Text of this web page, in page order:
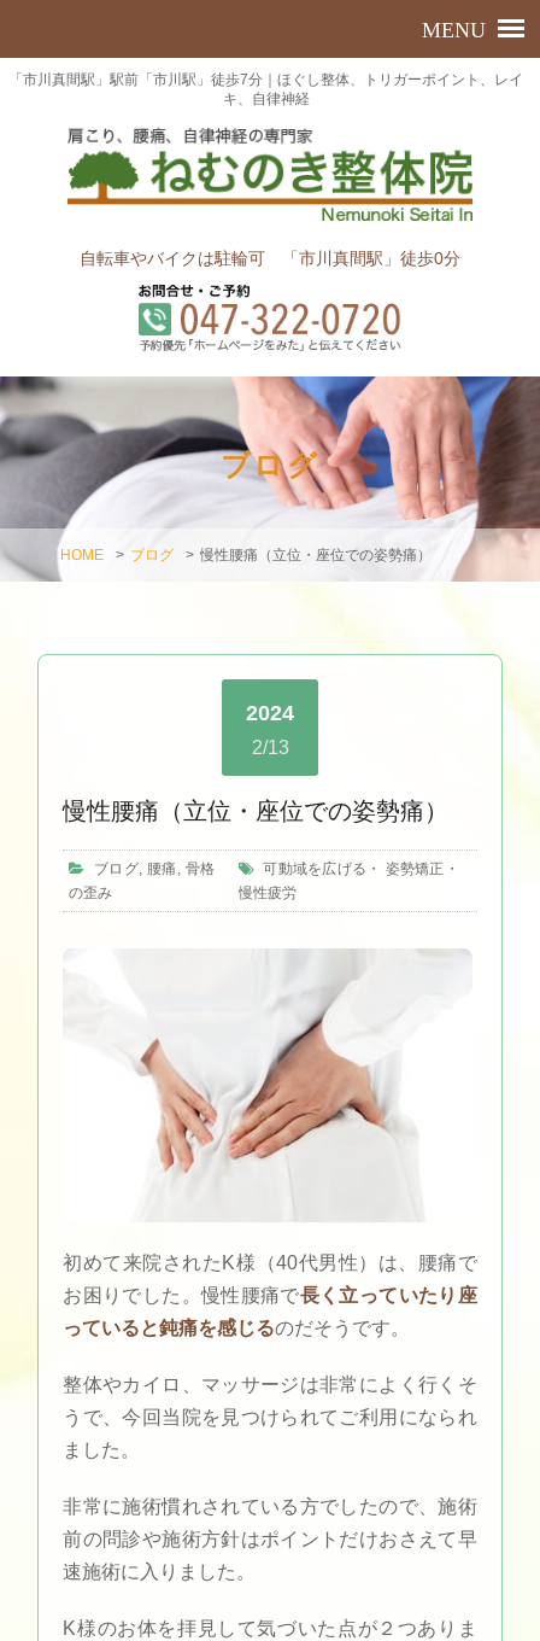
「市川真間駅」駅前「市川駅」徒歩7分｜ほぐし整体、トリガーポイント、レイ
キ、自律神経
自転車やバイクは駐輪可 「市川真間駅」徒歩0分
ブログ
HOME > ブログ > 慢性腰痛（立位・座位での姿勢痛）
2024
2/13
慢性腰痛（立位・座位での姿勢痛）
ブログ, 腰痛 , 骨格
の歪み
可動域を広げる ・ 姿勢矯正 ・
慢性疲労
初めて来院されたK様（40代男性）は、腰痛で
お困りでした。慢性腰痛で長く立っていたり座
っていると鈍痛を感じるのだそうです。
整体やカイロ、マッサージは非常によく行くそ
うで、今回当院を見つけられてご利用になられ
ました。
非常に施術慣れされている方でしたので、施術
前の問診や施術方針はポイントだけおさえて早
速施術に入りました。
K様のお体を拝見して気づいた点が２つありま